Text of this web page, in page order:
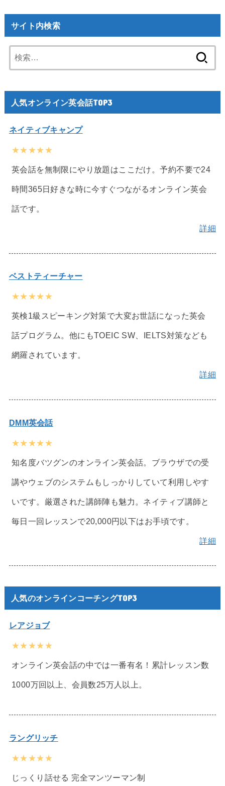
サイト内検索
索:
人気オンライン英会話TOP3
ネイティブキャンプ
★★★★★
英会話を無制限にやり放題はここだけ。予約不要で24
時間365日好きな時に今すぐつながるオンライン英会
話です。
詳細
ベストティーチャー
★★★★★
英検1級スピーキング対策で大変お世話になった英会
話プログラム。他にもTOEIC SW、IELTS対策なども
網羅されています。
詳細
DMM英会話
★★★★★
知名度バツグンのオンライン英会話。ブラウザでの受
講やウェブのシステムもしっかりしていて利用しやす
いです。厳選された講師陣も魅力。ネイティブ講師と
毎日一回レッスンで20,000円以下はお手頃です。
詳細
人気のオンラインコーチングTOP3
レアジョブ
★★★★★
オンライン英会話の中では一番有名！累計レッスン数
1000万回以上、会員数25万人以上。
ラングリッチ
★★★★★
じっくり話せる 完全マンツーマン制